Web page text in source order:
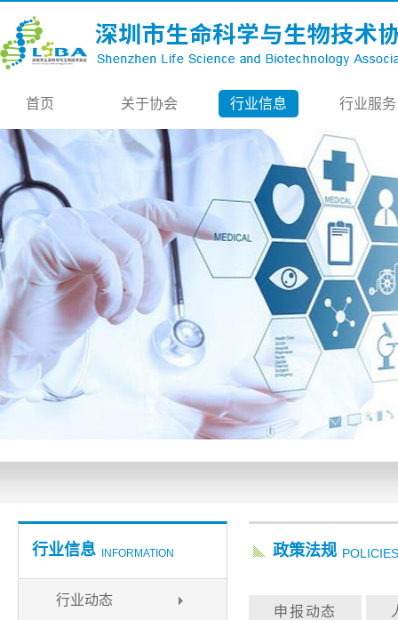
首页 关于协会 行业信息 行业服务
行业信息 INFORMATION
行业动态
政策法规
申报动态